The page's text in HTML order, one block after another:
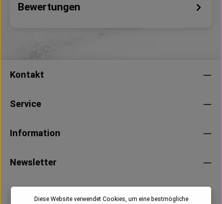
Bewertungen
Kontakt
Service
Information
Newsletter
Diese Website verwendet Cookies, um eine bestmögliche